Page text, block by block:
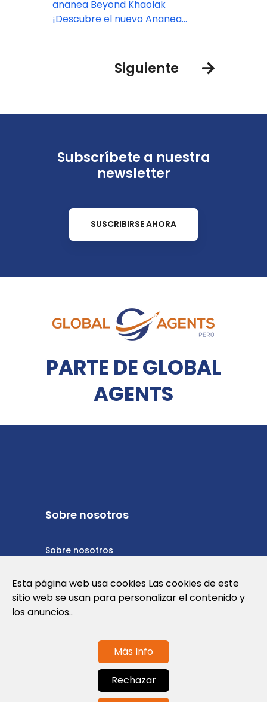
para Tailandia: un viaje donde los
sabores serán tu guía.
ananea Beyond Khaolak
¡Descubre el nuevo Ananea
Siguiente
Subscríbete a nuestra
newsletter
SUSCRIBIRSE AHORA
PARTE DE GLOBAL
AGENTS
Sobre nosotros
Sobre nosotros
Política de cookies
Contáctanos
info@globalagents.net
Esta página web usa cookies Las cookies de este
sitio web se usan para personalizar el contenido y
los anuncios..
Más Info
Rechazar